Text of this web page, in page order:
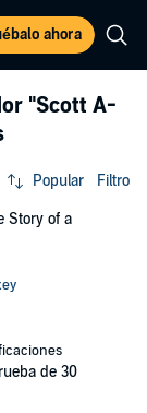
ahora
"Scott A-
Popular Filtro
Story of a
de 30